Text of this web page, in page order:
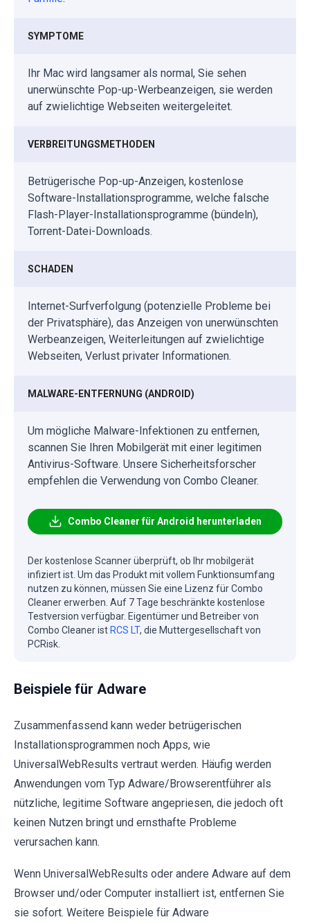
SYMPTOME
Ihr Mac wird langsamer als normal, Sie sehen
unerwünschte Pop-up-Werbeanzeigen, sie werden
auf zwielichtige Webseiten weitergeleitet.
VERBREITUNGSMETHODEN
Betrügerische Pop-up-Anzeigen, kostenlose
Software-Installationsprogramme, welche falsche
Flash-Player-Installationsprogramme (bündeln),
Torrent-Datei-Downloads.
SCHADEN
Internet-Surfverfolgung (potenzielle Probleme bei
der Privatsphäre), das Anzeigen von unerwünschten
Werbeanzeigen, Weiterleitungen auf zwielichtige
Webseiten, Verlust privater Informationen.
MALWARE-ENTFERNUNG (ANDROID)
Um mögliche Malware-Infektionen zu entfernen,
scannen Sie Ihren Mobilgerät mit einer legitimen
Antivirus-Software. Unsere Sicherheitsforscher
empfehlen die Verwendung von Combo Cleaner.
Combo Cleaner für Android herunterladen
Der kostenlose Scanner überprüft, ob Ihr mobilgerät
infiziert ist. Um das Produkt mit vollem Funktionsumfang
nutzen zu können, müssen Sie eine Lizenz für Combo
Cleaner erwerben. Auf 7 Tage beschränkte kostenlose
Testversion verfügbar. Eigentümer und Betreiber von
Combo Cleaner ist RCS LT, die Muttergesellschaft von
PCRisk.
Beispiele für Adware
Zusammenfassend kann weder betrügerischen
Installationsprogrammen noch Apps, wie
UniversalWebResults vertraut werden. Häufig werden
Anwendungen vom Typ Adware/Browserentführer als
nützliche, legitime Software angepriesen, die jedoch oft
keinen Nutzen bringt und ernsthafte Probleme
verursachen kann.
Wenn UniversalWebResults oder andere Adware auf dem
Browser und/oder Computer installiert ist, entfernen Sie
sie sofort. Weitere Beispiele für Adware